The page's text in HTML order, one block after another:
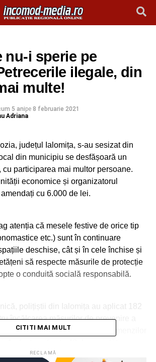
nu-i sperie pe
ilegale, din
multe!
5 anipe 8 februarie 2021
Adriana
județul Ialomița, s-au sesizat din
din municipiu se desfășoară un
cu participarea mai multor persoane.
economice și organizatorul
cu 6.000 de lei.
atenția că mesele festive de orice tip
etc.) sunt în continuare
deschise, cât și în cele închise și
să respecte măsurile de protecție
o conduită socială responsabilă.
polițiștii din Ialomița au aplicat 182
încălcarea măsurilor de prevenire a
coronavirus, valoarea totală a amenzilor
mijloace de transport.
CITITI MAI MULT
RECLAMĂ